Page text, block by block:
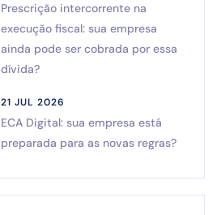
Prescrição intercorrente na
execução fiscal: sua empresa
ainda pode ser cobrada por essa
dívida?
21 JUL 2026
ECA Digital: sua empresa está
preparada para as novas regras?